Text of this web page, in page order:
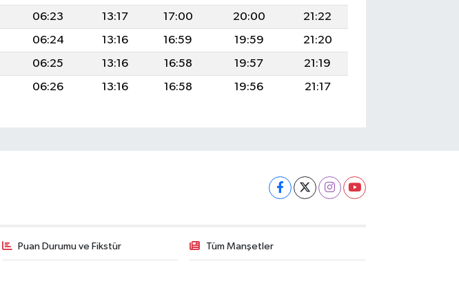
06:23 13:17 17:00 20:00
21:22
06:24 13:16 16:59 19:59
21:20
06:25 13:16 16:58 19:57
21:19
06:26 13:16 16:58 19:56 21:17
Puan Durumu ve Fikstür Tüm Manşetler